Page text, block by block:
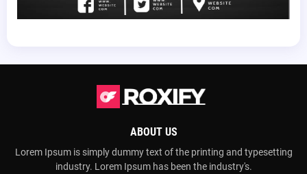
ABOUT US
Lorem Ipsum is simply dummy text of the printing and typesetting
industry. Lorem Ipsum has been the industry's.